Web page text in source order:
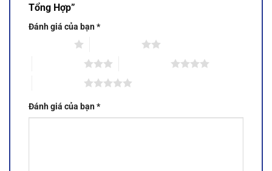
Tổng Hợp”
Đánh giá của bạn*
Đánh giá của bạn*